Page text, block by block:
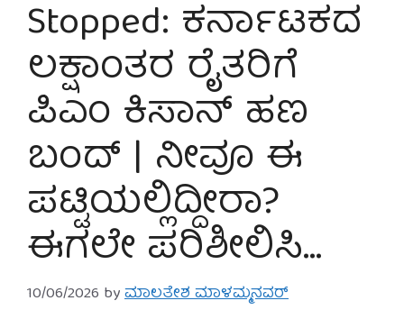
Stopped: ಕರ್ನಾಟಕದ
ಲಕ್ಷಾಂತರ ರೈತರಿಗೆ
ಪಿಎಂ ಕಿಸಾನ್ ಹಣ
ಬಂದ್ | ನೀವೂ ಈ
ಪಟ್ಟಿಯಲ್ಲಿದ್ದೀರಾ?
ಈಗಲೇ ಪರಿಶೀಲಿಸಿ…
10/06/2026 byಮಾಲತೇಶ ಮಾಳಮ್ಮನವರ್